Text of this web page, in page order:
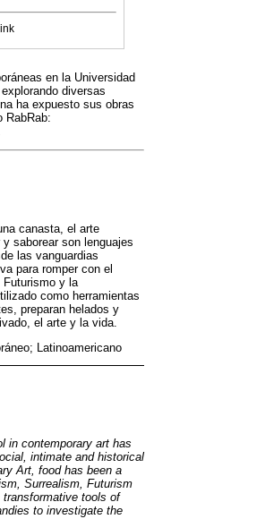
en la Universidad
diversas
ha expuesto sus obras
RabRab:
canasta, el arte
saborear son lenguajes
las vanguardias
para romper con el
Futurismo y la
como herramientas
preparan helados y
el arte y la vida.
Latinoamericano
in contemporary art has
intimate and historical
Art, food has been a
Surrealism, Futurism
transformative tools of
to investigate the